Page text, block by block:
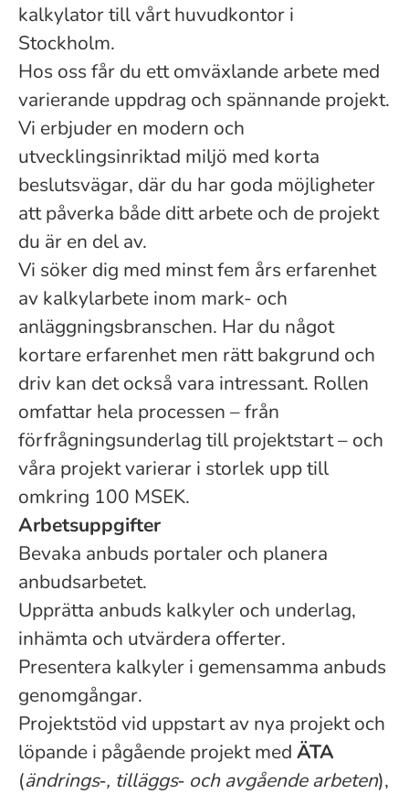
kalkylator till vårt huvudkontor i
Stockholm.
Hos oss får du ett omväxlande arbete med
varierande uppdrag och spännande projekt.
Vi erbjuder en modern och
utvecklingsinriktad miljö med korta
beslutsvägar, där du har goda möjligheter
att påverka både ditt arbete och de projekt
du är en del av.
Vi söker dig med minst fem års erfarenhet
av kalkylarbete inom mark- och
anläggningsbranschen. Har du något
kortare erfarenhet men rätt bakgrund och
driv kan det också vara intressant. Rollen
omfattar hela processen – från
förfrågningsunderlag till projektstart – och
våra projekt varierar i storlek upp till
omkring 100 MSEK.
Arbetsuppgifter
Bevaka anbuds portaler och planera
anbudsarbetet.
Upprätta anbuds kalkyler och underlag,
inhämta och utvärdera offerter.
Presentera kalkyler i gemensamma anbuds
genomgångar.
Projektstöd vid uppstart av nya projekt och
löpande i pågående projekt med ÄTA
(ändrings‑, tilläggs‑ och avgående arbeten),